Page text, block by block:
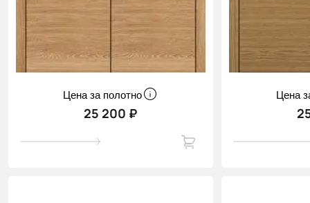
Цена за полотно
25 200 ₽
Цена